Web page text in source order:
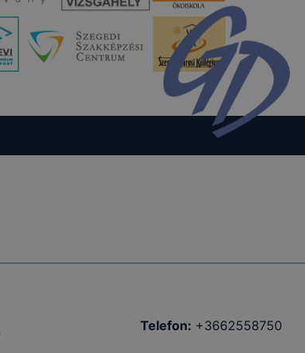
Telefon: +3662558750